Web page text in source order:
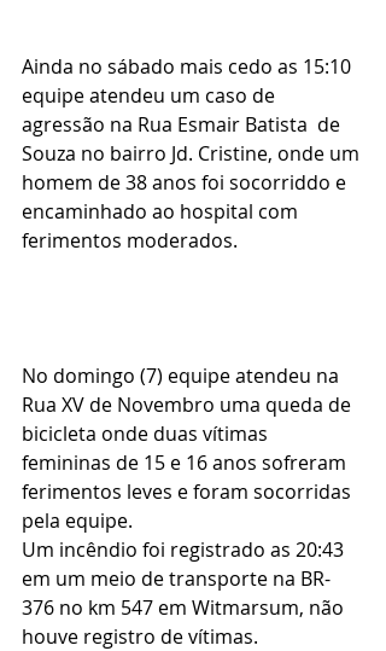
Ainda no sábado mais cedo as 15:10
equipe atendeu um caso de
agressão na Rua Esmair Batista  de
Souza no bairro Jd. Cristine, onde um
homem de 38 anos foi socorriddo e
encaminhado ao hospital com
ferimentos moderados.
No domingo (7) equipe atendeu na
Rua XV de Novembro uma queda de
bicicleta onde duas vítimas
femininas de 15 e 16 anos sofreram
ferimentos leves e foram socorridas
pela equipe.
Um incêndio foi registrado as 20:43
em um meio de transporte na BR-
376 no km 547 em Witmarsum, não
houve registro de vítimas.